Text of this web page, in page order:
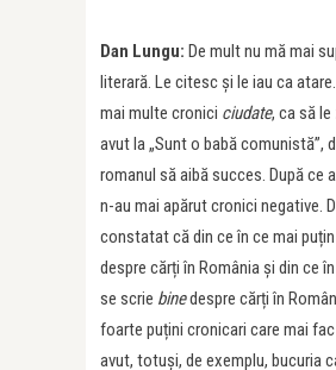
Dan Lungu: De mult nu mă mai
literară. Le citesc și le iau ca
mai multe cronici ciudate, ca să
avut la „Sunt o babă comunistă”,
romanul să aibă succes. După ce
n-au mai apărut cronici negative.
constatat că din ce în ce mai
despre cărți în România și din ce
se scrie binedespre cărți în
foarte puțini cronicari care mai
avut, totuși, de exemplu, bucuria